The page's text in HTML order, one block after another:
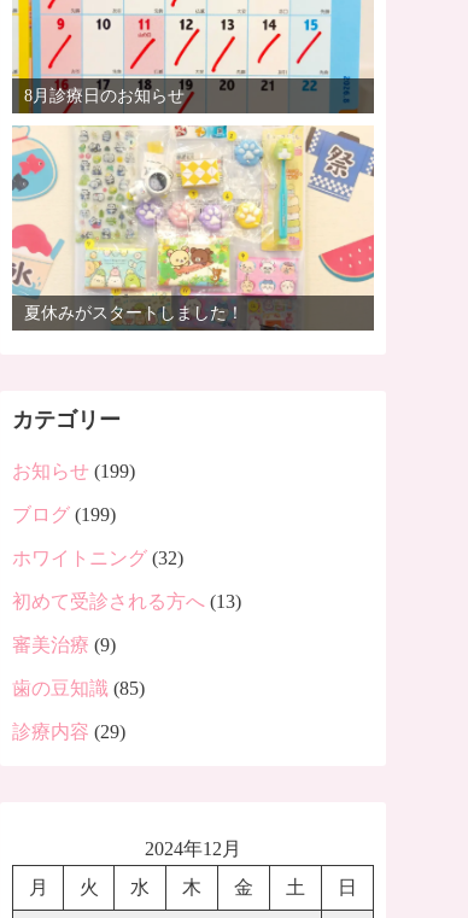
8月診療日のお知らせ
夏休みがスタートしました！
カテゴリー
お知らせ (199)
ブログ (199)
ホワイトニング (32)
初めて受診される方へ (13)
審美治療 (9)
歯の豆知識 (85)
診療内容 (29)
2024年12月
月
火 水 木 金 土 日